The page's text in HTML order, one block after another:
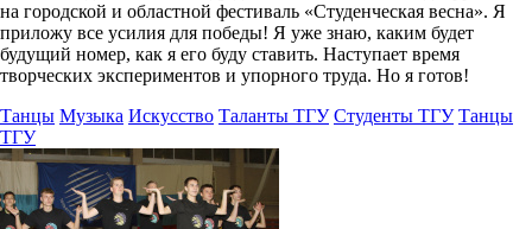
на городской и областной фестиваль «Студенческая весна». Я
приложу все усилия для победы! Я уже знаю, каким будет
будущий номер, как я его буду ставить. Наступает время
творческих экспериментов и упорного труда. Но я готов!
Танцы Музыка Искусство Таланты ТГУ Студенты ТГУ Танцы
ТГУ